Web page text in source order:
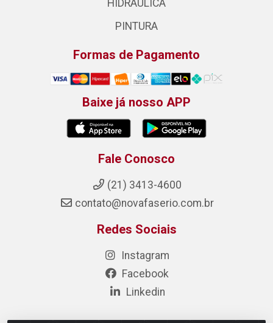
HIDRAULICA
PINTURA
Formas de Pagamento
Baixe já nosso APP
Fale Conosco
(21) 3413-4600
contato@novafaserio.com.br
Redes Sociais
Instagram
Facebook
Linkedin